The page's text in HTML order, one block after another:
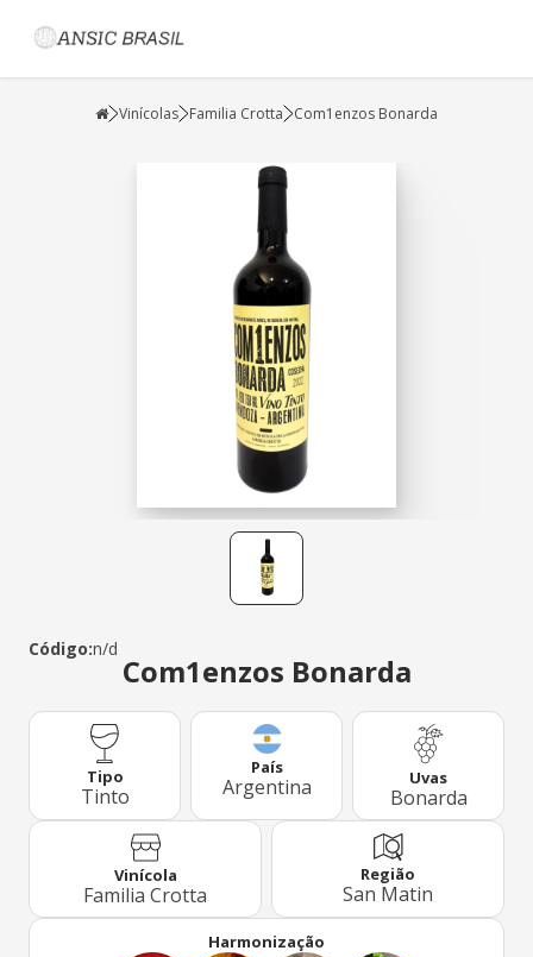
Vinícolas Familia Crotta Com1enzos Bonarda
Código:n/d
Com1enzos Bonarda
Tipo
Tinto
País
Argentina Uvas
Bonarda
Vinícola
Familia Crotta
Região
San Matin
Harmonização